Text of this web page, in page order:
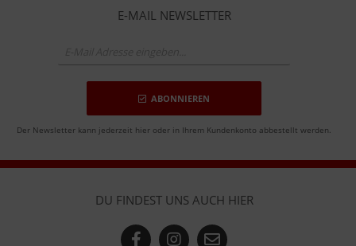
E-MAIL NEWSLETTER
ABONNIEREN
Der Newsletter kann jederzeit hier oder in Ihrem Kundenkonto abbestellt werden.
DU FINDEST UNS AUCH HIER